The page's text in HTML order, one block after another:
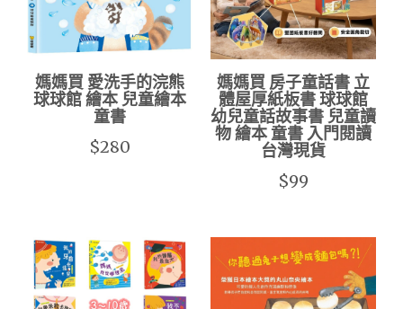
媽媽買 愛洗手的浣熊
球球館 繪本 兒童繪本
童書
$280
媽媽買 房子童話書 立
體屋厚紙板書 球球館
幼兒童話故事書 兒童讀
物 繪本 童書 入門閱讀
台灣現貨
$99